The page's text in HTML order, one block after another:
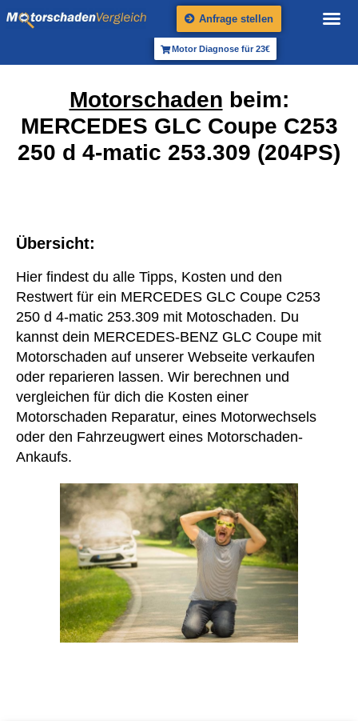
Anfrage stellen
Motor Diagnose für 23€
Motorschaden beim:
MERCEDES GLC Coupe C253
250 d 4-matic 253.309 (204PS)
Übersicht:
Hier findest du alle Tipps, Kosten und den
Restwert für ein MERCEDES GLC Coupe C253
250 d 4-matic 253.309 mit Motoschaden. Du
kannst dein MERCEDES-BENZ GLC Coupe mit
Motorschaden auf unserer Webseite verkaufen
oder reparieren lassen. Wir berechnen und
vergleichen für dich die Kosten einer
Motorschaden Reparatur, eines Motorwechsels
oder den Fahrzeugwert eines Motorschaden-
Ankaufs.